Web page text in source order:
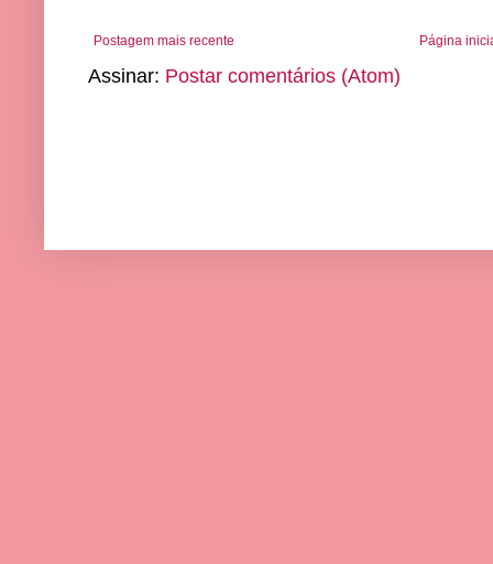
Postagem mais recente Página
Assinar: Postar comentários (Atom)